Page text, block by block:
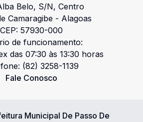
Belo, S/N, Centro
Camaragibe - Alagoas
CEP: 57930-000
de funcionamento:
das 07:30 às 13:30 horas
(82) 3258-1139
Fale Conosco
Municipal De Passo De